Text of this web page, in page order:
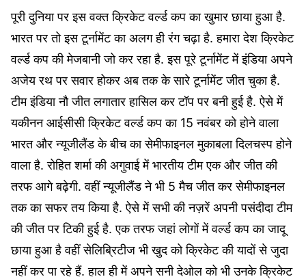
पूरी दुनिया पर इस वक्त क्रिकेट वर्ल्ड कप का खुमार छाया हुआ है.
भारत पर तो इस टूर्नामेंट का अलग ही रंग चढ़ा है. हमारा देश क्रिकेट
वर्ल्ड कप की मेजबानी जो कर रहा है. इस पूरे टूर्नामेंट में इंडिया अपने
अजेय रथ पर सवार होकर अब तक के सारे टूर्नामेंट जीत चुका है.
टीम इंडिया नौ जीत लगातार हासिल कर टॉप पर बनी हुई है. ऐसे में
यकीनन आईसीसी क्रिकेट वर्ल्ड कप का 15 नवंबर को होने वाला
भारत और न्यूजीलैंड के बीच का सेमीफाइनल मुकाबला दिलचस्प होने
वाला है. रोहित शर्मा की अगुवाई में भारतीय टीम एक और जीत की
तरफ आगे बढ़ेगी. वहीं न्यूजीलैंड ने भी 5 मैच जीत कर सेमीफाइनल
तक का सफर तय किया है. ऐसे में सभी की नज़रें अपनी पसंदीदा टीम
की जीत पर टिकी हुई है. एक तरफ जहां लोगों में वर्ल्ड कप का जादू
छाया हुआ है वहीं सेलिब्रिटीज भी खुद को क्रिकेट की यादों से जुदा
नहीं कर पा रहे हैं. हाल ही में अपने सनी देओल को भी उनके क्रिकेट